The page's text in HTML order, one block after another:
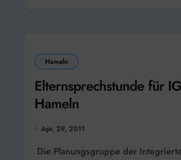
Hameln
Elternsprechstunde für
Hameln
Apr. 29, 2011
Die Planungsgruppe der Integrierten